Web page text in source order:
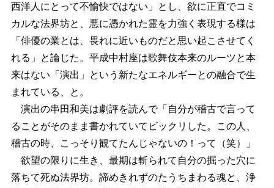
西洋人にとって不愉快ではない」とし、欲に正直でコミ
カルな法界坊と、悪に憑かれた霊を力強く表現する様は
「俳優の業とは、畏れに近いものだと思い起こさせてく
れる」と論じた。平成中村座は歌舞伎本来のルーツと本
来はない「演出」という新たなエネルギーとの融合で生
まれている、と。
演出の串田和美は劇評を読んで「自分が稽古で言って
ることがそのまま書かれていてビックリした。この人、
稽古の時、こっそり観てたんじゃないの！って（笑）」
欲望の限りに生き、最期は斬られて自分の掘った穴に
落ちて死ぬ法界坊。諦めきれずのたうちまわる魂と、浄